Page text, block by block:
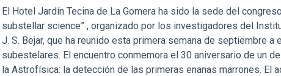
El Hotel Jardín Tecina de La Gomera ha sido la sede del
substellar science” , organizado por los investigadores del
J. S. Bejar, que ha reunido esta primera semana de septiembre
subestelares. El encuentro conmemora el 30 aniversario de un
la Astrofísica: la detección de las primeras enanas marrones. El